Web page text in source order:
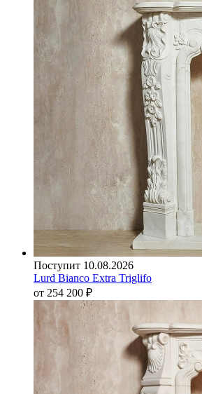
Поступит 10.08.2026
Lurd Bianco Extra Triglifo
от 254 200 ₽